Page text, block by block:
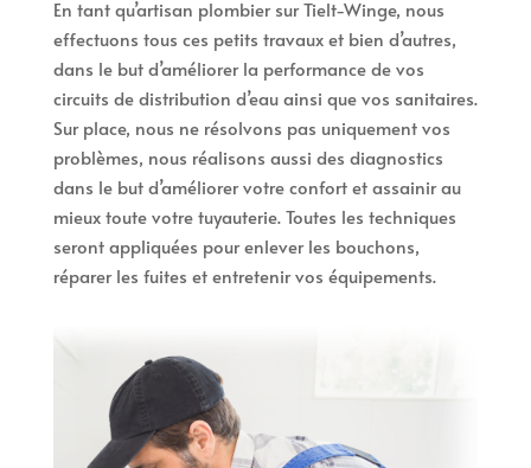
En tant qu’artisan plombier sur Tielt-Winge, nous
effectuons tous ces petits travaux et bien d’autres,
dans le but d’améliorer la performance de vos
circuits de distribution d’eau ainsi que vos sanitaires.
Sur place, nous ne résolvons pas uniquement vos
problèmes, nous réalisons aussi des diagnostics
dans le but d’améliorer votre confort et assainir au
mieux toute votre tuyauterie. Toutes les techniques
seront appliquées pour enlever les bouchons,
réparer les fuites et entretenir vos équipements.